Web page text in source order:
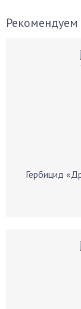
Рекомендуем
Гербицид